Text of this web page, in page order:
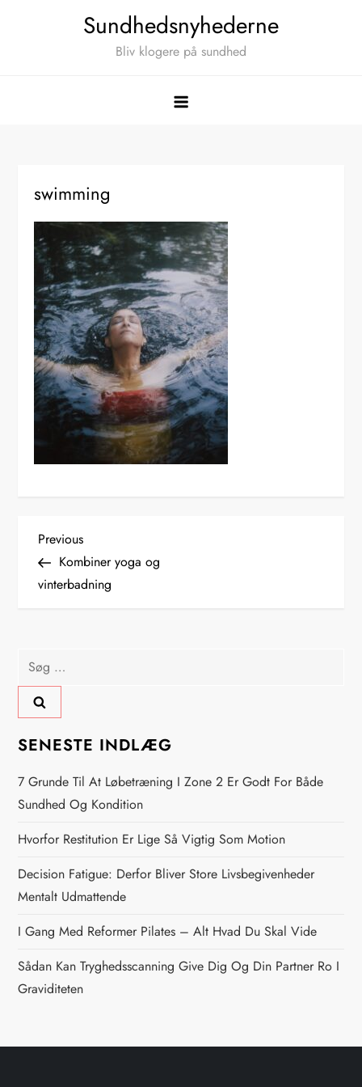
Sundhedsnyhederne
Bliv klogere på sundhed
swimming
I
n
l
æ
g
s
n
a
v
i
g
a
t
Previous
Post
Previous
Kombiner yoga og
vinterbadning
Søg
efter:
SENESTE INDLÆG
7 Grunde Til At Løbetræning I Zone 2 Er Godt For Både
Sundhed Og Kondition
Hvorfor Restitution Er Lige Så Vigtig Som Motion
Decision Fatigue: Derfor Bliver Store Livsbegivenheder
Mentalt Udmattende
I Gang Med Reformer Pilates – Alt Hvad Du Skal Vide
Sådan Kan Tryghedsscanning Give Dig Og Din Partner Ro I
Graviditeten